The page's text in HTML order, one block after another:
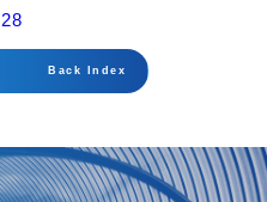
Back Index